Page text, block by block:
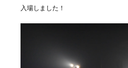
入場しました！